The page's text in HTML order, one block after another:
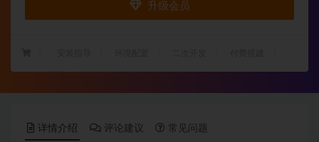
升级会员
详情介绍 评论建议 常见问题